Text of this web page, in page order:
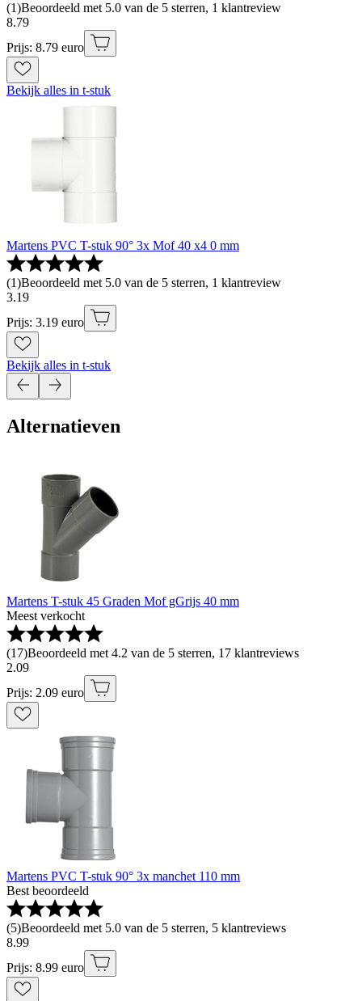
(1)Beoordeeld met 5.0 van de 5 sterren, 1 klantreview
8.79
Prijs: 8.79 euro
Bekijk alles in t-stuk
Martens PVC T-stuk 90° 3x Mof 40 x4 0 mm
(1)Beoordeeld met 5.0 van de 5 sterren, 1 klantreview
3.19
Prijs: 3.19 euro
Bekijk alles in t-stuk
Alternatieven
Martens T-stuk 45 Graden Mof gGrijs 40 mm
Meest verkocht
(17)Beoordeeld met 4.2 van de 5 sterren, 17 klantreviews
2.09
Prijs: 2.09 euro
Martens PVC T-stuk 90° 3x manchet 110 mm
Best beoordeeld
(5)Beoordeeld met 5.0 van de 5 sterren, 5 klantreviews
8.99
Prijs: 8.99 euro